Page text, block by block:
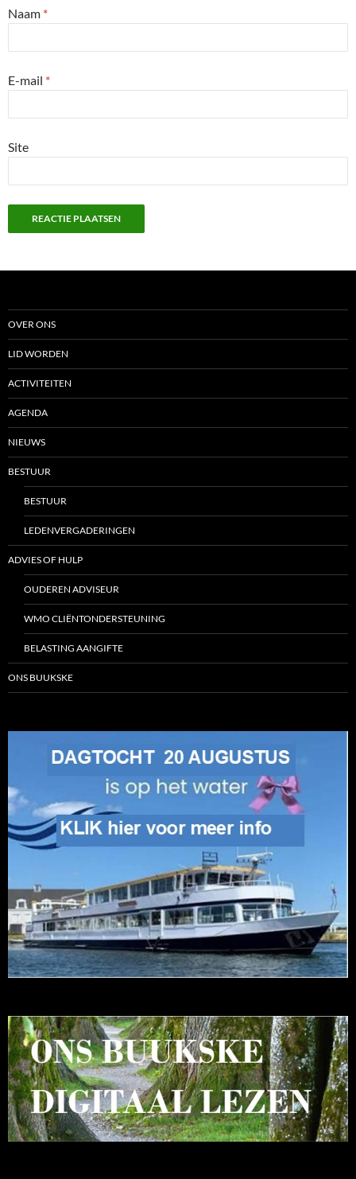
Naam *
E-mail *
Site
OVER ONS
LID WORDEN
ACTIVITEITEN
AGENDA
NIEUWS
BESTUUR
BESTUUR
LEDENVERGADERINGEN
ADVIES OF HULP
OUDEREN ADVISEUR
WMO CLIËNTONDERSTEUNING
BELASTING AANGIFTE
ONS BUUKSKE